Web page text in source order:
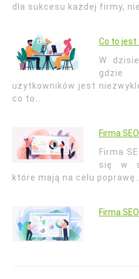
dla sukcesu każdej firmy,
Co to jest
W
gdzie
użytkowników jest
co to…
Firma
Firma
się w
które mają na celu poprawę…
Firma